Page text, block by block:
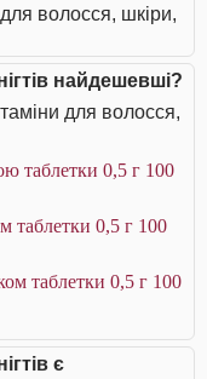
для волосся, шкіри,
найдешевші?
для волосся,
таблетки 0,5 г 100
таблетки 0,5 г 100
таблетки 0,5 г 100
є